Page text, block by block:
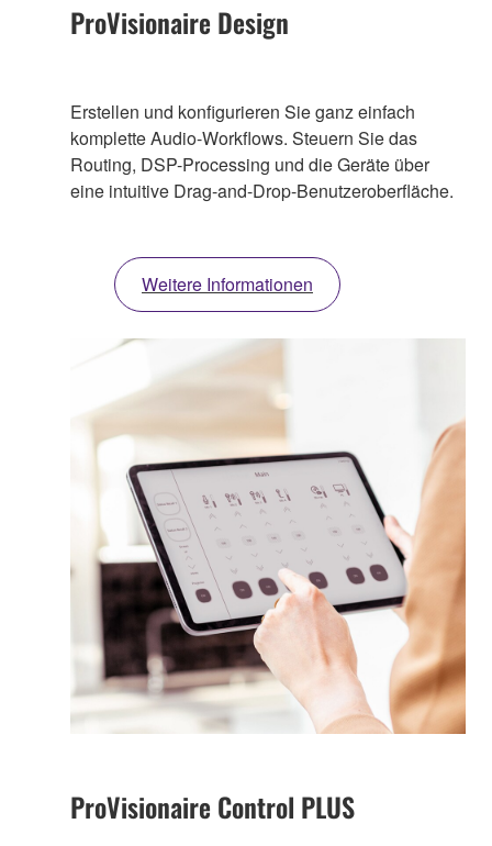
ProVisionaire Design
Erstellen und konfigurieren Sie ganz einfach
komplette Audio-Workflows. Steuern Sie das
Routing, DSP-Processing und die Geräte über
eine intuitive Drag-and-Drop-Benutzeroberfläche.
Weitere Informationen
ProVisionaire Control PLUS